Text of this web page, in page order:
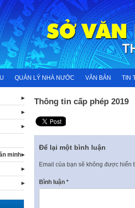
QUẢN LÝ NHÀ NƯỚC VĂN BẢN TIN
Thông tin cấp phép 2019
Để lại một bình luận
Email của bạn sẽ không được hiển
Bình luận *
minh